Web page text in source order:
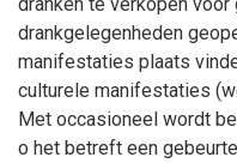
drankgelegenheden
manifestaties plaats
culturele manifestaties
Met occasioneel wordt
o het betreft een